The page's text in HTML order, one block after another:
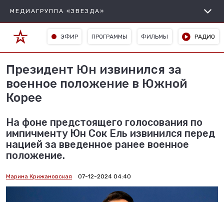
МЕДИАГРУППА «ЗВЕЗДА»
ЭФИР ПРОГРАММЫ ФИЛЬМЫ РАДИО
Президент Юн извинился за
военное положение в Южной
Корее
На фоне предстоящего голосования по
импичменту Юн Сок Ель извинился перед
нацией за введенное ранее военное
положение.
Марина Крижановская 07-12-2024 04:40